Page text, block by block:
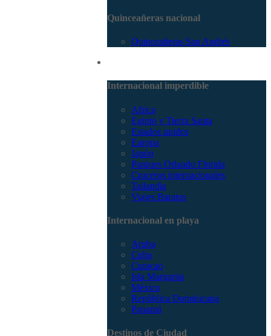
Quinceañeras nacional
Quinceañeras San Andrés
Internacional imperdible
Africa
Egipto y Tierra Santa
Estados unidos
Europa
Japón
Parques Orlando Florida
Cruceros internacionales
Tailandia
Viajes Baratos
Internacional en playa
Aruba
Cuba
Curacao
Isla Margarita
México
República Dominicana
Panamá
Destinos de Ciudad